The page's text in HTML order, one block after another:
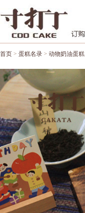
首页 > 蛋糕名录 > 动物奶油蛋糕